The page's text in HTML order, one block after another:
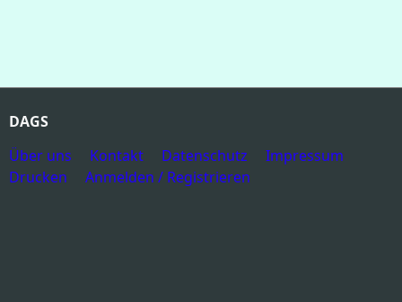
DAGS
Über uns
Kontakt Datenschutz
Impressum
Drucken
Anmelden / Registrieren